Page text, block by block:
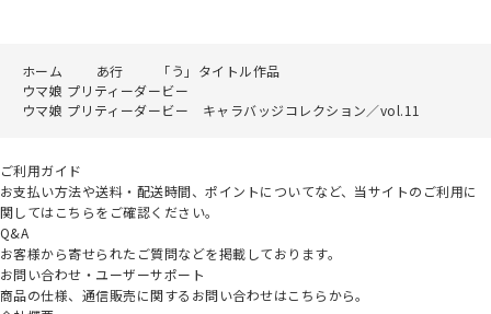
ホーム あ行
「う」タイトル作品
ウマ娘 プリティーダービー
ウマ娘 プリティーダービー キャラバッジコレクション／vol.11
ご利用ガイド
お支払い方法や送料・配送時間、ポイントについてなど、当サイトのご利用に
関してはこちらをご確認ください。
Q&A
お客様から寄せられたご質問などを掲載しております。
お問い合わせ・ユーザーサポート
商品の仕様、通信販売に関するお問い合わせはこちらから。